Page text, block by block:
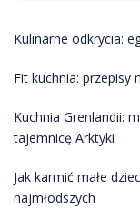
Kulinarne odkrycia:
Fit kuchnia: przepisy
Kuchnia Grenlandii:
tajemnicę Arktyki
Jak karmić małe
najmłodszych